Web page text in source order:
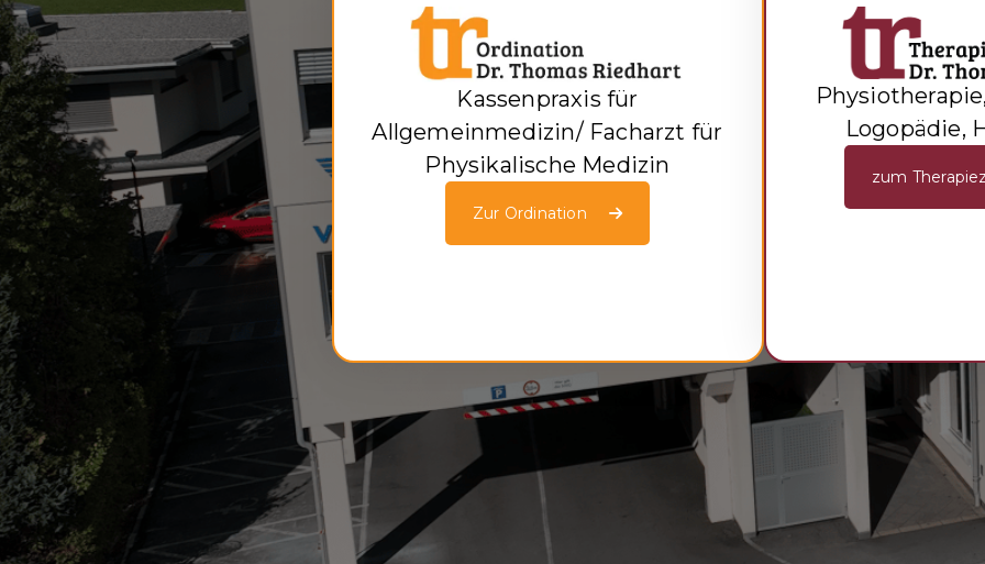
Kassenpraxis für
Allgemeinmedizin/ Facharzt für
Physikalische Medizin
Zur Ordination 
Logopädie,
zum